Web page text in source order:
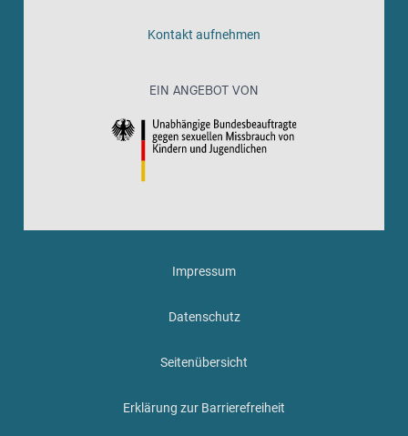
Kontakt aufnehmen
EIN ANGEBOT VON
Impressum
Datenschutz
Seitenübersicht
Erklärung zur Barrierefreiheit